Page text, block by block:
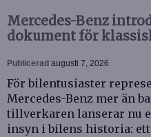
Mercedes-Benz
dokument för
Publicerad augusti 7, 2026
För bilentusiaster
Mercedes-Benz mer än
tillverkaren lanserar nu
insyn i bilens historia: